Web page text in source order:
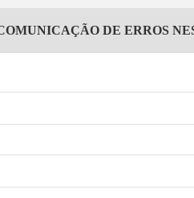
DE ERROS